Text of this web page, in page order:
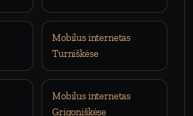
Mobilus internetas
Turniškėse
Mobilus internetas
Grigoniškėse